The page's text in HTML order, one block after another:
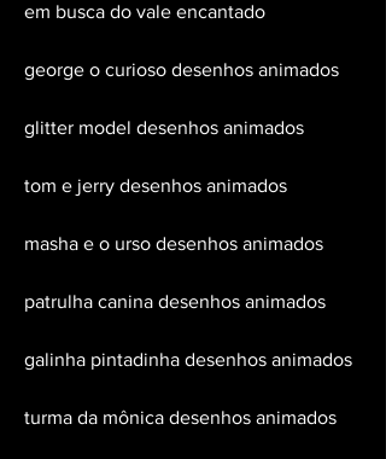
em busca do vale encantado
george o curioso desenhos animados
glitter model desenhos animados
tom e jerry desenhos animados
masha e o urso desenhos animados
patrulha canina desenhos animados
galinha pintadinha desenhos animados
turma da mônica desenhos animados